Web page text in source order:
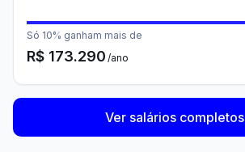
Só 10% ganham mais de
R$ 173.290 /ano
Ver salários completos